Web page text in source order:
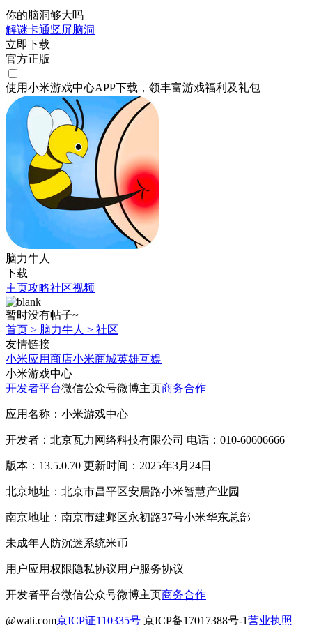
你的脑洞够大吗
解谜卡通竖屏脑洞
立即下载
官方正版
使用小米游戏中心APP下载 ，领丰富游戏福利 及礼包
脑力牛人
下载
主页攻略社区视频
暂时没有帖子~
首页 > 脑力牛人 > 社区
友情链接
小米应用商店小米商城英雄互娱
小米游戏中心
开发者平台微信公众号微博主页商务合作
应用名称：小米游戏中心
开发者：北京瓦力网络科技有限公司 电话：010-60606666
版本：13.5.0.70 更新时间：2025年3月24日
北京地址：北京市昌平区安居路小米智慧产业园
南京地址：南京市建邺区永初路37号小米华东总部
未成年人防沉迷系统米币
用户应用权限隐私协议用户服务协议
开发者平台微信公众号微博主页商务合作
@wali.com京ICP证110335号 京ICP备17017388号-1营业执照